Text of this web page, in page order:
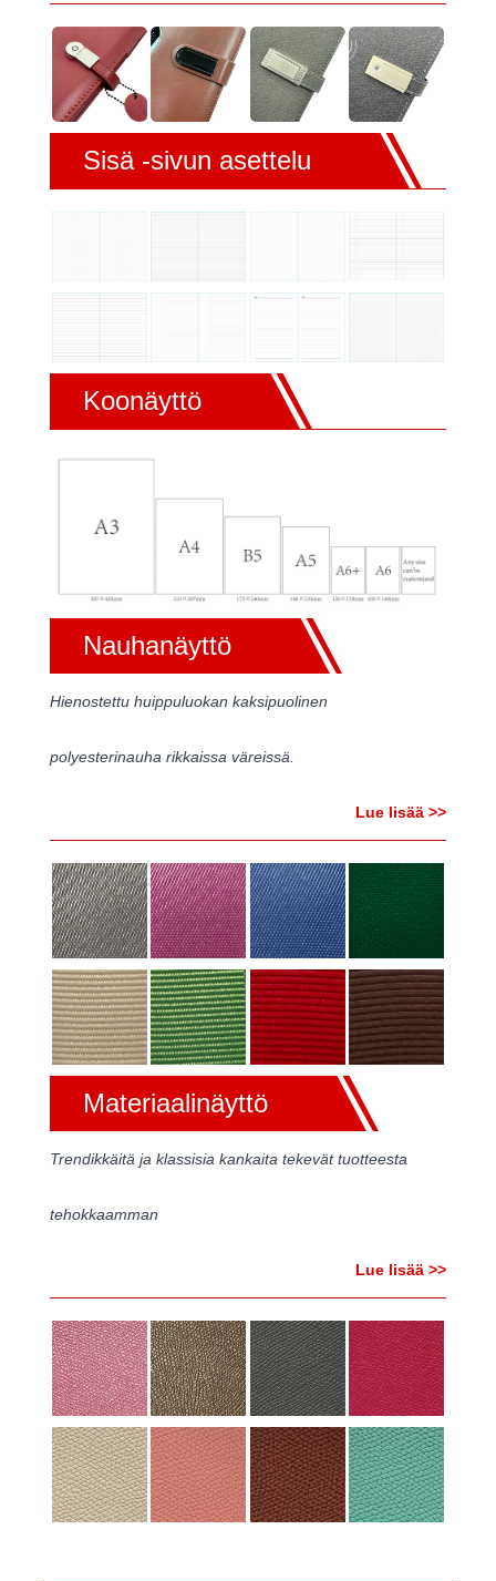
Sisä -sivun asettelu
Koonäyttö
Nauhanäyttö
Hienostettu huippuluokan kaksipuolinen
polyesterinauha rikkaissa väreissä.
Lue lisää >>
Materiaalinäyttö
Trendikkäitä ja klassisia kankaita tekevät tuotteesta
tehokkaamman
Lue lisää >>